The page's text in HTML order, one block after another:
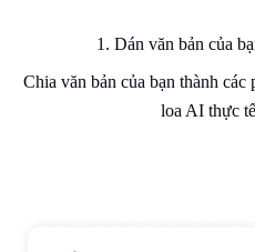
1. Dán văn bản của
Chia văn bản của bạn thành
loa AI thực